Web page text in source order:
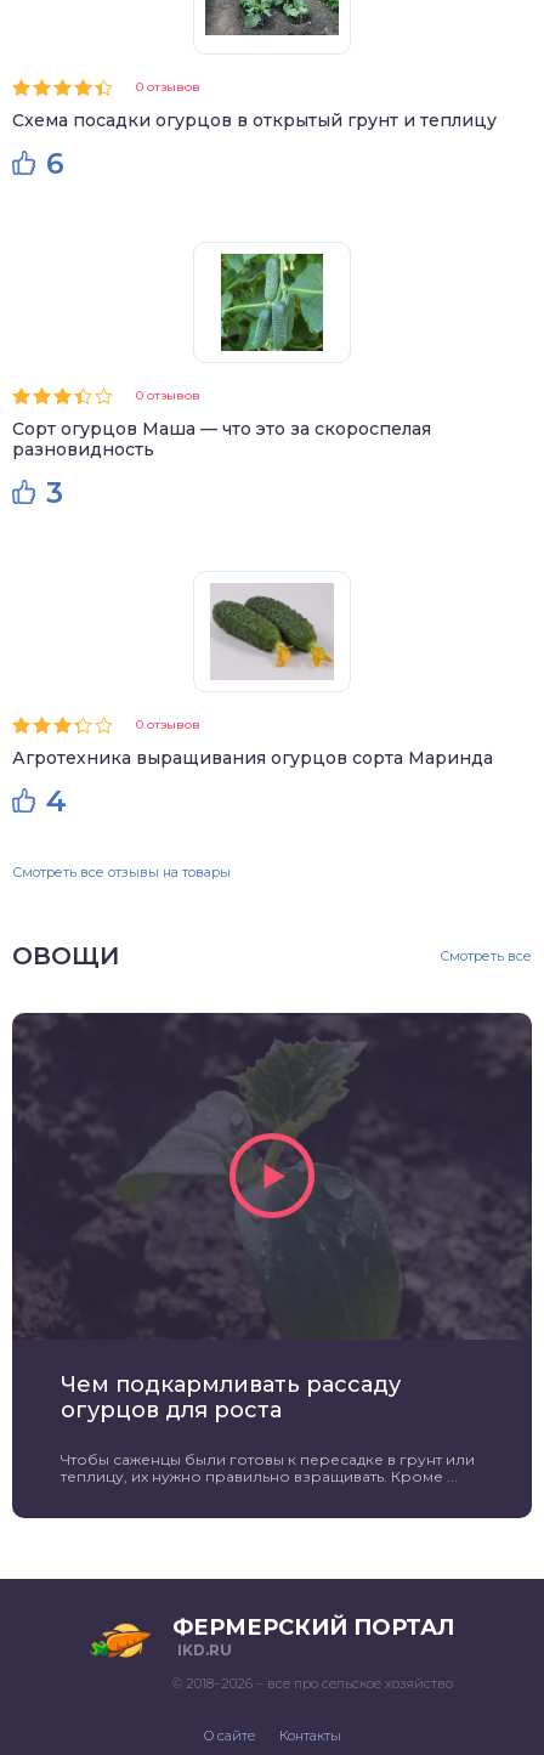
0 отзывов
Схема посадки огурцов в открытый грунт и теплицу
6
0 отзывов
Сорт огурцов Маша — что это за скороспелая
разновидность
3
0 отзывов
Агротехника выращивания огурцов сорта Маринда
4
Смотреть все отзывы на товары
ОВОЩИ Смотреть все
Чем подкармливать рассаду
огурцов для роста
Чтобы саженцы были готовы к пересадке в грунт или
теплицу, их нужно правильно взращивать. Кроме ...
ФЕРМЕРСКИЙ ПОРТАЛ
IKD.RU
© 2018–2026 – все про сельское хозяйство
О сайте Контакты